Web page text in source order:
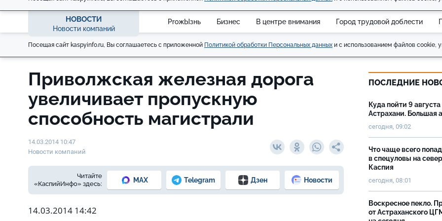
НОВОСТИ
Новости компаний
ProжЫзнь Бизнес В центре внимания Город трудовой доблести
Посещая сайт kaspyinfo.ru, Вы соглашаетесь с приложенной Политикой обработки Персональных данных и с использованием файлов cookie,
Приволжская железная дорога
увеличивает пропускную
способность магистрали
14.03.2014 10:47
Новости компаний
Читайте
«КаспийИнфо» здесь:
MAX Telegram Дзен Новости
14.03.2014 14:42
ПОСЛЕДНИЕ
Куда пойти 9 августа
Астрахани. Большая
сегодня, 09:02
Что чаще всего
в спецуловы на
Каспия
сегодня, 08:01
Воскресное пекло.
от Астраханского